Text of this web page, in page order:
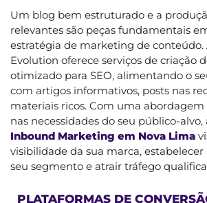
Um blog bem estruturado e a
relevantes são peças fundamentais
estratégia de marketing de conteúdo.
Evolution oferece serviços de criação
otimizado para SEO, alimentando o
com artigos informativos, posts nas
materiais ricos. Com uma abordagem
nas necessidades do seu público-alvo,
Inbound Marketing em Nova Lima
visibilidade da sua marca,
seu segmento e atrair tráfego
PLATAFORMAS DE